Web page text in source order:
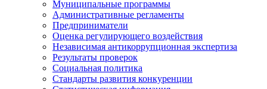
Муниципальные программы
Административные регламенты
Предприниматели
Оценка регулирующего воздействия
Независимая антикоррупционная экспертиза
Результаты проверок
Социальная политика
Стандарты развития конкуренции